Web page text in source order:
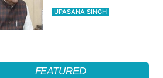
कुमार चौधरी और संजय सिंह
UPASANA SINGH
FEATURED